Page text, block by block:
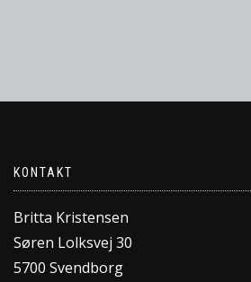
KONTAKT
Britta Kristensen
Søren Lolksvej 30
5700 Svendborg